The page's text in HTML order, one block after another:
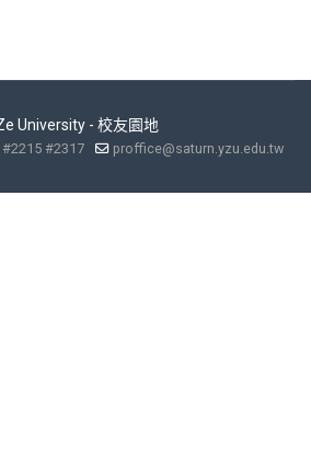
University - 校友園地
#2317 proffice@saturn.yzu.edu.tw